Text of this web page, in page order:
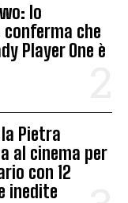
lo
che
Player One è
Pietra
al cinema per
con 12
inedite